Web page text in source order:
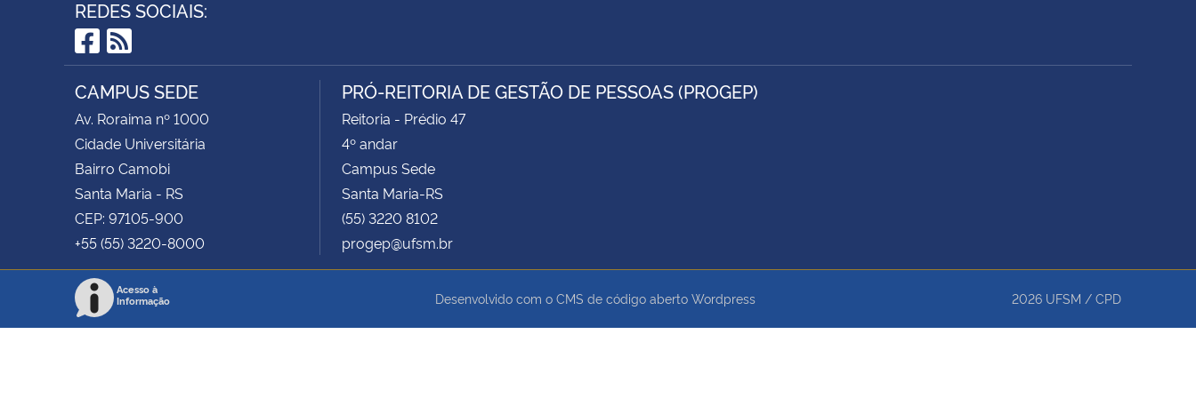
REDES SOCIAIS:
Facebook
RSS
CAMPUS SEDE
Av. Roraima nº 1000
Cidade Universitária
Bairro Camobi
Santa Maria - RS
CEP: 97105-900
+55 (55) 3220-8000
PRÓ-REITORIA DE GESTÃO DE PESSOAS (PROGEP)
Reitoria - Prédio 47
4º andar
Campus Sede
Santa Maria-RS
(55) 3220 8102
progep@ufsm.br
Acesso à
Informação
Desenvolvido com o CMS de código aberto Wordpress 2026 UFSM / CPD